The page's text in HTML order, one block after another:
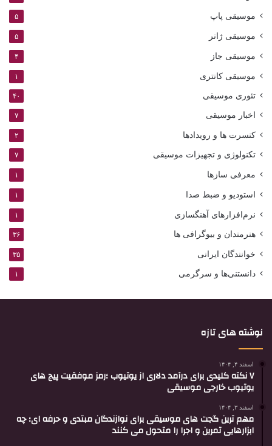
موسیقی پاپ ۵
موسیقی ژانر ۵
موسیقی جاز ۴
موسیقی کانتری ۱
تئوری موسیقی ۴۰
اخبار موسیقی ۷
کنسرت ها و رویدادها ۲
تکنولوژی و تجهیزات موسیقی ۷
معرفی سازها ۱
استودیو و ضبط صدا ۱
نرم‌افزارهای آهنگسازی ۱
هنرمندان و بیوگرافی ها ۳۶
خوانندگان ایرانی ۳۵
دانستنی‌ها و سرگرمی ۱
نوشته های تازه
اسفند ۴, ۱۴۰۴
۷ نکته کلیدی برای درآمد دلاری از یوتیوب ؛رمز موفقیت پیج های
یوتیوب خارجی موسیقی
اسفند ۳, ۱۴۰۴
مهم ترین گجت های موسیقی برای نوازندگان مبتدی و حرفه ای؛ چه
ابزارهایی تمرین و اجرا را متحول می کنند